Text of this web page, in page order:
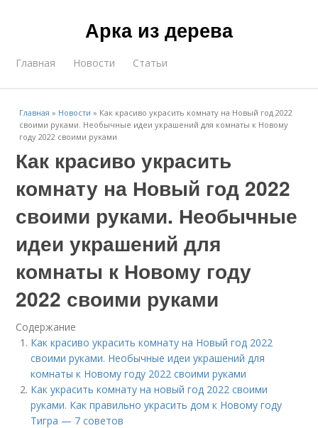
Арка из дерева
Главная Новости Статьи
Главная » Новости » Как красиво украсить комнату на Новый год 2022
своими руками. Необычные идеи украшений для комнаты к Новому
году 2022 своими руками
Как красиво украсить
комнату на Новый год 2022
своими руками. Необычные
идеи украшений для
комнаты к Новому году
2022 своими руками
Содержание
Как красиво украсить комнату на Новый год 2022
своими руками. Необычные идеи украшений для
комнаты к Новому году 2022 своими руками
Как украсить комнату на новый год 2022 своими
руками. Как правильно украсить дом к Новому году
Тигра — 7 советов